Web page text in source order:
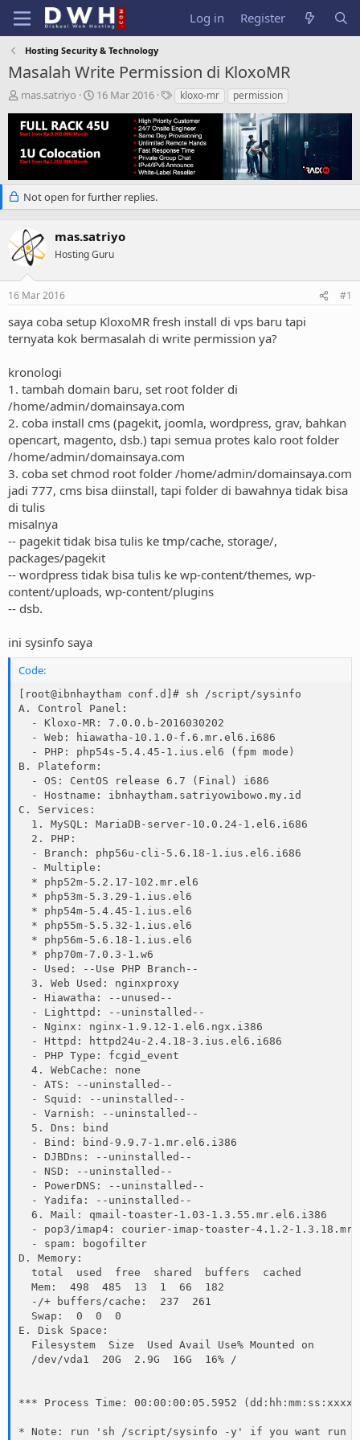
Log in Register
Hosting Security & Technology
Masalah Write Permission di KloxoMR
T
r
e
a
d
s
a
t
e
mas.satriyo
S
a
t
a
t
e
16 Mar 2016
T
g
s
kloxo-mr permission
Not open for further replies.
mas.satriyo
Hosting Guru
16 Mar 2016 #1
saya coba setup KloxoMR fresh install di vps baru tapi
ternyata kok bermasalah di write permission ya?
kronologi
1. tambah domain baru, set root folder di
/home/admin/domainsaya.com
2. coba install cms (pagekit, joomla, wordpress, grav, bahkan
opencart, magento, dsb.) tapi semua protes kalo root folder
/home/admin/domainsaya.com
3. coba set chmod root folder /home/admin/domainsaya.com
jadi 777, cms bisa diinstall, tapi folder di bawahnya tidak bisa
di tulis
misalnya
-- pagekit tidak bisa tulis ke tmp/cache, storage/,
packages/pagekit
-- wordpress tidak bisa tulis ke wp-content/themes, wp-
content/uploads, wp-content/plugins
-- dsb.
ini sysinfo saya
Code:
[root@ibnhaytham conf.d]# sh /script/sysinfo
A. Control Panel:
  - Kloxo-MR: 7.0.0.b-2016030202
  - Web: hiawatha-10.1.0-f.6.mr.el6.i686
  - PHP: php54s-5.4.45-1.ius.el6 (fpm mode)
B. Plateform:
  - OS: CentOS release 6.7 (Final) i686
  - Hostname: ibnhaytham.satriyowibowo.my.id
C. Services:
  1. MySQL: MariaDB-server-10.0.24-1.el6.i686
  2. PHP:
  - Branch: php56u-cli-5.6.18-1.ius.el6.i686
  - Multiple:
  * php52m-5.2.17-102.mr.el6
  * php53m-5.3.29-1.ius.el6
  * php54m-5.4.45-1.ius.el6
  * php55m-5.5.32-1.ius.el6
  * php56m-5.6.18-1.ius.el6
  * php70m-7.0.3-1.w6
  - Used: --Use PHP Branch--
  3. Web Used: nginxproxy
  - Hiawatha: --unused--
  - Lighttpd: --uninstalled--
  - Nginx: nginx-1.9.12-1.el6.ngx.i386
  - Httpd: httpd24u-2.4.18-3.ius.el6.i686
  - PHP Type: fcgid_event
  4. WebCache: none
  - ATS: --uninstalled--
  - Squid: --uninstalled--
  - Varnish: --uninstalled--
  5. Dns: bind
  - Bind: bind-9.9.7-1.mr.el6.i386
  - DJBDns: --uninstalled--
  - NSD: --uninstalled--
  - PowerDNS: --uninstalled--
  - Yadifa: --uninstalled--
  6. Mail: qmail-toaster-1.03-1.3.55.mr.el6.i386
- pop3/imap4: courier-imap-toaster-4.1.2-
  - spam: bogofilter
D. Memory:
  total  used  free  shared  buffers  cached
  Mem:  498  485  13  1  66  182
  -/+ buffers/cache:  237  261
  Swap:  0  0  0
E. Disk Space:
  Filesystem  Size  Used Avail Use% Mounted on
  /dev/vda1  20G  2.9G  16G  16% /
*** Process Time: 00:00:00:05.5952
* Note: run 'sh /script/sysinfo -y' if you want